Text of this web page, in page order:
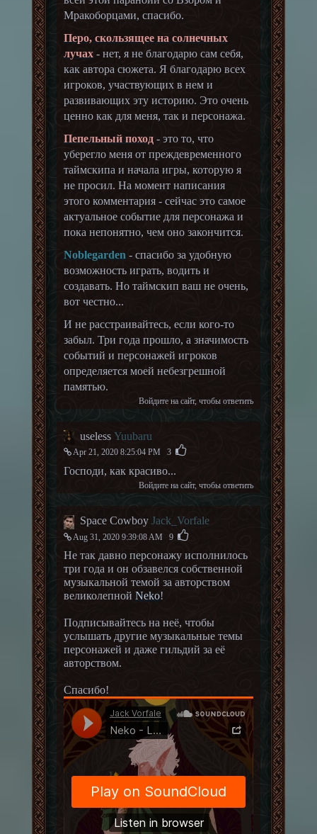
Мракоборцами, спасибо.
Перо, скользящее на солнечных
лучах- нет, я не благодарю сам себя,
как автора сюжета. Я благодарю всех
игроков, участвующих в нем и
развивающих эту историю. Это очень
ценно как для меня, так и персонажа.
Пепельный поход- это то, что
уберегло меня от преждевременного
таймскипа и начала игры, которую я
не просил. На момент написания
этого комментария - сейчас это самое
актуальное событие для персонажа и
пока непонятно, чем оно закончится.
Noblegarden - спасибо за удобную
возможность играть, водить и
создавать. Но таймскип ваш не очень,
вот честно...
И не расстраивайтесь, если кого-то
забыл. Три года прошло, а значимость
событий и персонажей игроков
определяется моей небезгрешной
памятью.
Войдите на сайт, чтобы ответить
useless Yuubaru
Apr 21, 2020 8:25:04 PM 3
Господи, как красиво...
Войдите на сайт, чтобы ответить
Space Cowboy Jack_Vorfale
Aug 31, 2020 9:39:08 AM 9
Не так давно персонажу исполнилось
три года и он обзавелся собственной
музыкальной темой за авторством
великолепной Neko!
Подписывайтесь на неё, чтобы
услышать другие музыкальные темы
персонажей и даже гильдий за её
авторством.
Спасибо!